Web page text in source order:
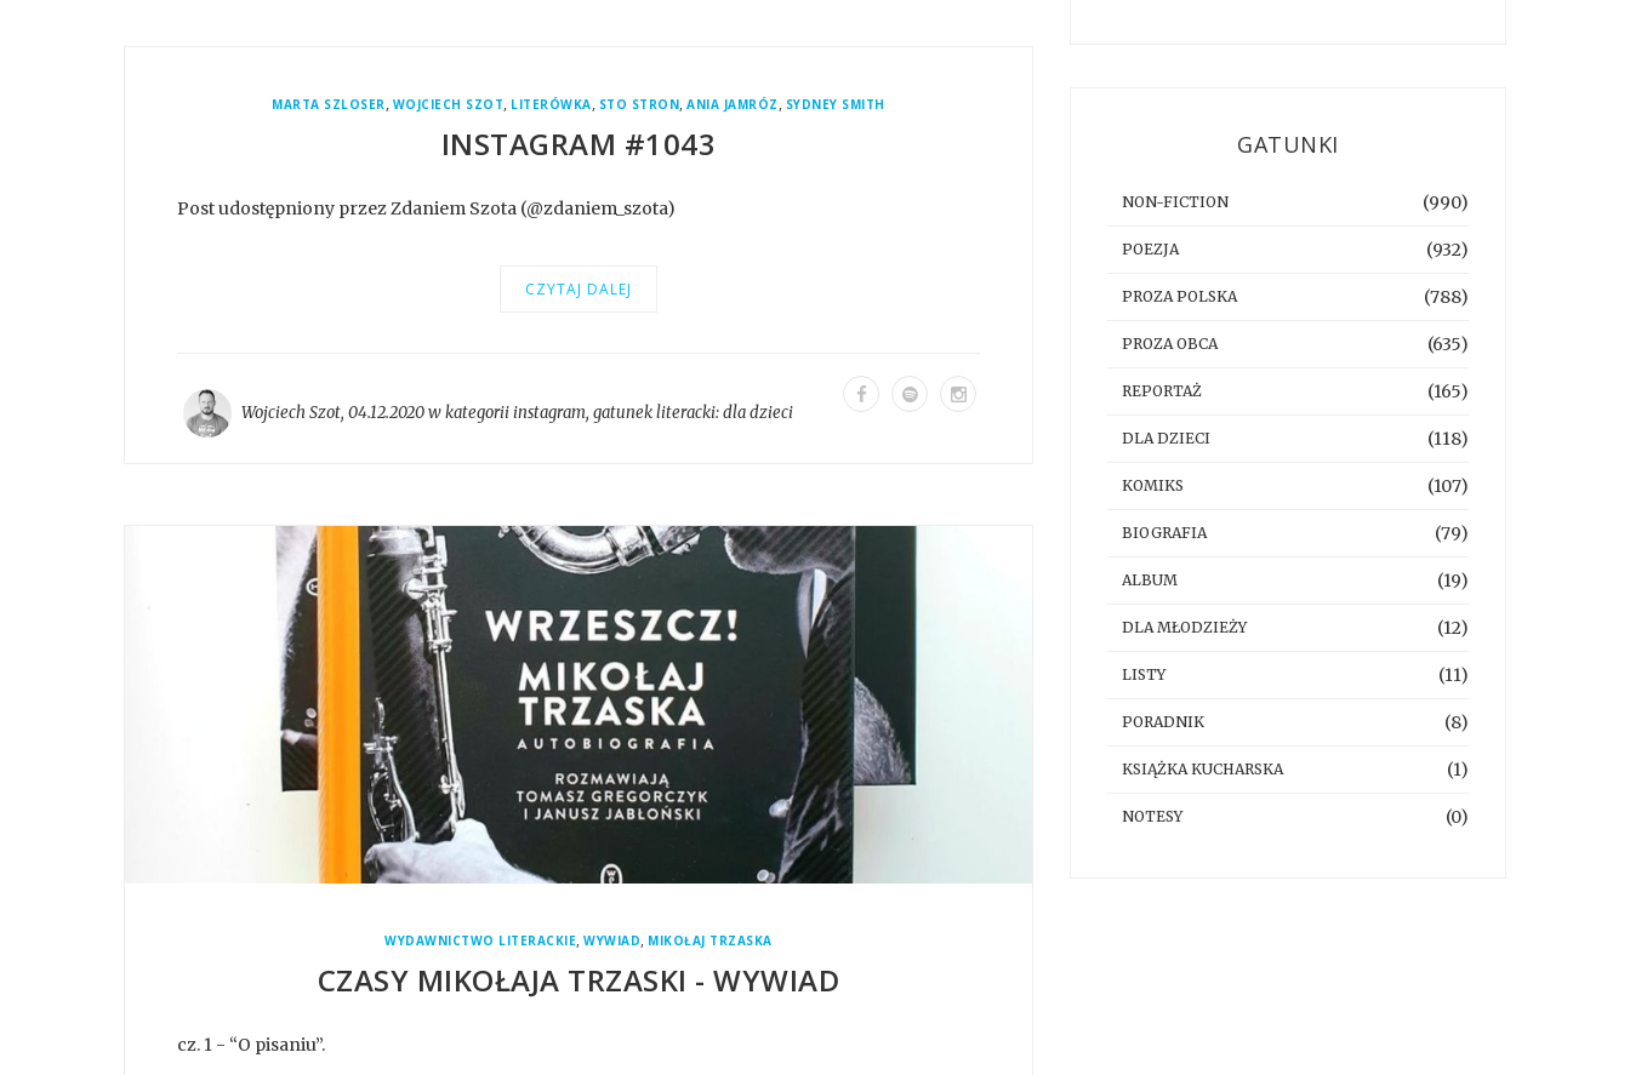
MARTA SZLOSER, WOJCIECH SZOT, LITERÓWKA, STO STRON,ANIA JAMRÓZ , SYDNEY SMITH
INSTAGRAM #1043
Post udostępniony przez Zdaniem Szota (@zdaniem_szota)
CZYTAJ DALEJ
Wojciech Szot, 04.12.2020 w kategoriiinstagram, gatunek literacki:dla dzieci
WYDAWNICTWO LITERACKIE,WYWIAD, MIKOŁAJ TRZASKA
CZASY MIKOŁAJA TRZASKI - WYWIAD
cz. 1 - “O pisaniu”.
GATUNKI
NON-FICTION (990)
POEZJA (932)
PROZA POLSKA (788)
PROZA OBCA (635)
REPORTAŻ (165)
DLA DZIECI (118)
KOMIKS (107)
BIOGRAFIA (79)
ALBUM (19)
DLA MŁODZIEŻY (12)
LISTY (11)
PORADNIK (8)
KSIĄŻKA KUCHARSKA (1)
NOTESY (0)